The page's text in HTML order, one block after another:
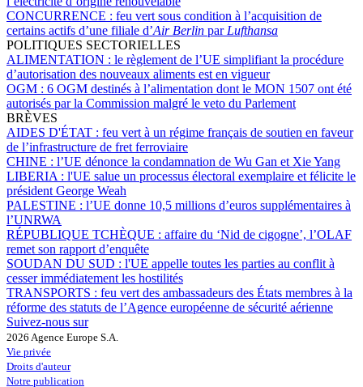
CONCURRENCE : feu vert sous condition à l’acquisition de
certains actifs d’une filiale d’Air Berlin par Lufthansa
POLITIQUES SECTORIELLES
ALIMENTATION : le règlement de l’UE simplifiant la procédure
d’autorisation des nouveaux aliments est en vigueur
OGM : 6 OGM destinés à l’alimentation dont le MON 1507 ont été
autorisés par la Commission malgré le veto du Parlement
BRÈVES
AIDES D'ÉTAT : feu vert à un régime français de soutien en faveur
de l’infrastructure de fret ferroviaire
CHINE : l’UE dénonce la condamnation de Wu Gan et Xie Yang
LIBERIA : l'UE salue un processus électoral exemplaire et félicite le
président George Weah
PALESTINE : l’UE donne 10,5 millions d’euros supplémentaires à
l’UNRWA
RÉPUBLIQUE TCHÈQUE : affaire du ‘Nid de cigogne’, l’OLAF
remet son rapport d’enquête
SOUDAN DU SUD : l'UE appelle toutes les parties au conflit à
cesser immédiatement les hostilités
TRANSPORTS : feu vert des ambassadeurs des États membres à la
réforme des statuts de l’Agence européenne de sécurité aérienne
Suivez-nous sur
2026 Agence Europe S.A.
Vie privée
Droits d'auteur
Notre publication